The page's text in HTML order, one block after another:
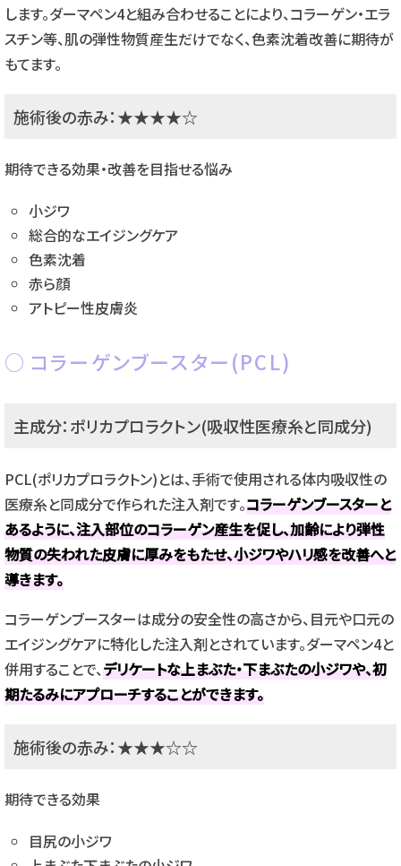
します。ダーマペン4と組み合わせることにより、コラーゲン・エラ
スチン等、肌の弾性物質産生だけでなく、色素沈着改善に期待が
もてます。
施術後の赤み：★★★★☆
期待できる効果・改善を目指せる悩み
小ジワ
総合的なエイジングケア
色素沈着
赤ら顔
アトピー性皮膚炎
コラーゲンブースター(PCL)
主成分：ポリカプロラクトン(吸収性医療糸と同成分)
PCL(ポリカプロラクトン)とは、手術で使用される体内吸収性の
医療糸と同成分で作られた注入剤です。コラーゲンブースターと
あるように、注入部位のコラーゲン産生を促し、加齢により弾性
物質の失われた皮膚に厚みをもたせ、小ジワやハリ感を改善へと
導きます。
コラーゲンブースターは成分の安全性の高さから、目元や口元の
エイジングケアに特化した注入剤とされています。ダーマペン4と
併用することで、デリケートな上まぶた・下まぶたの小ジワや、初
期たるみにアプローチすることができます。
施術後の赤み：★★★☆☆
期待できる効果
目尻の小ジワ